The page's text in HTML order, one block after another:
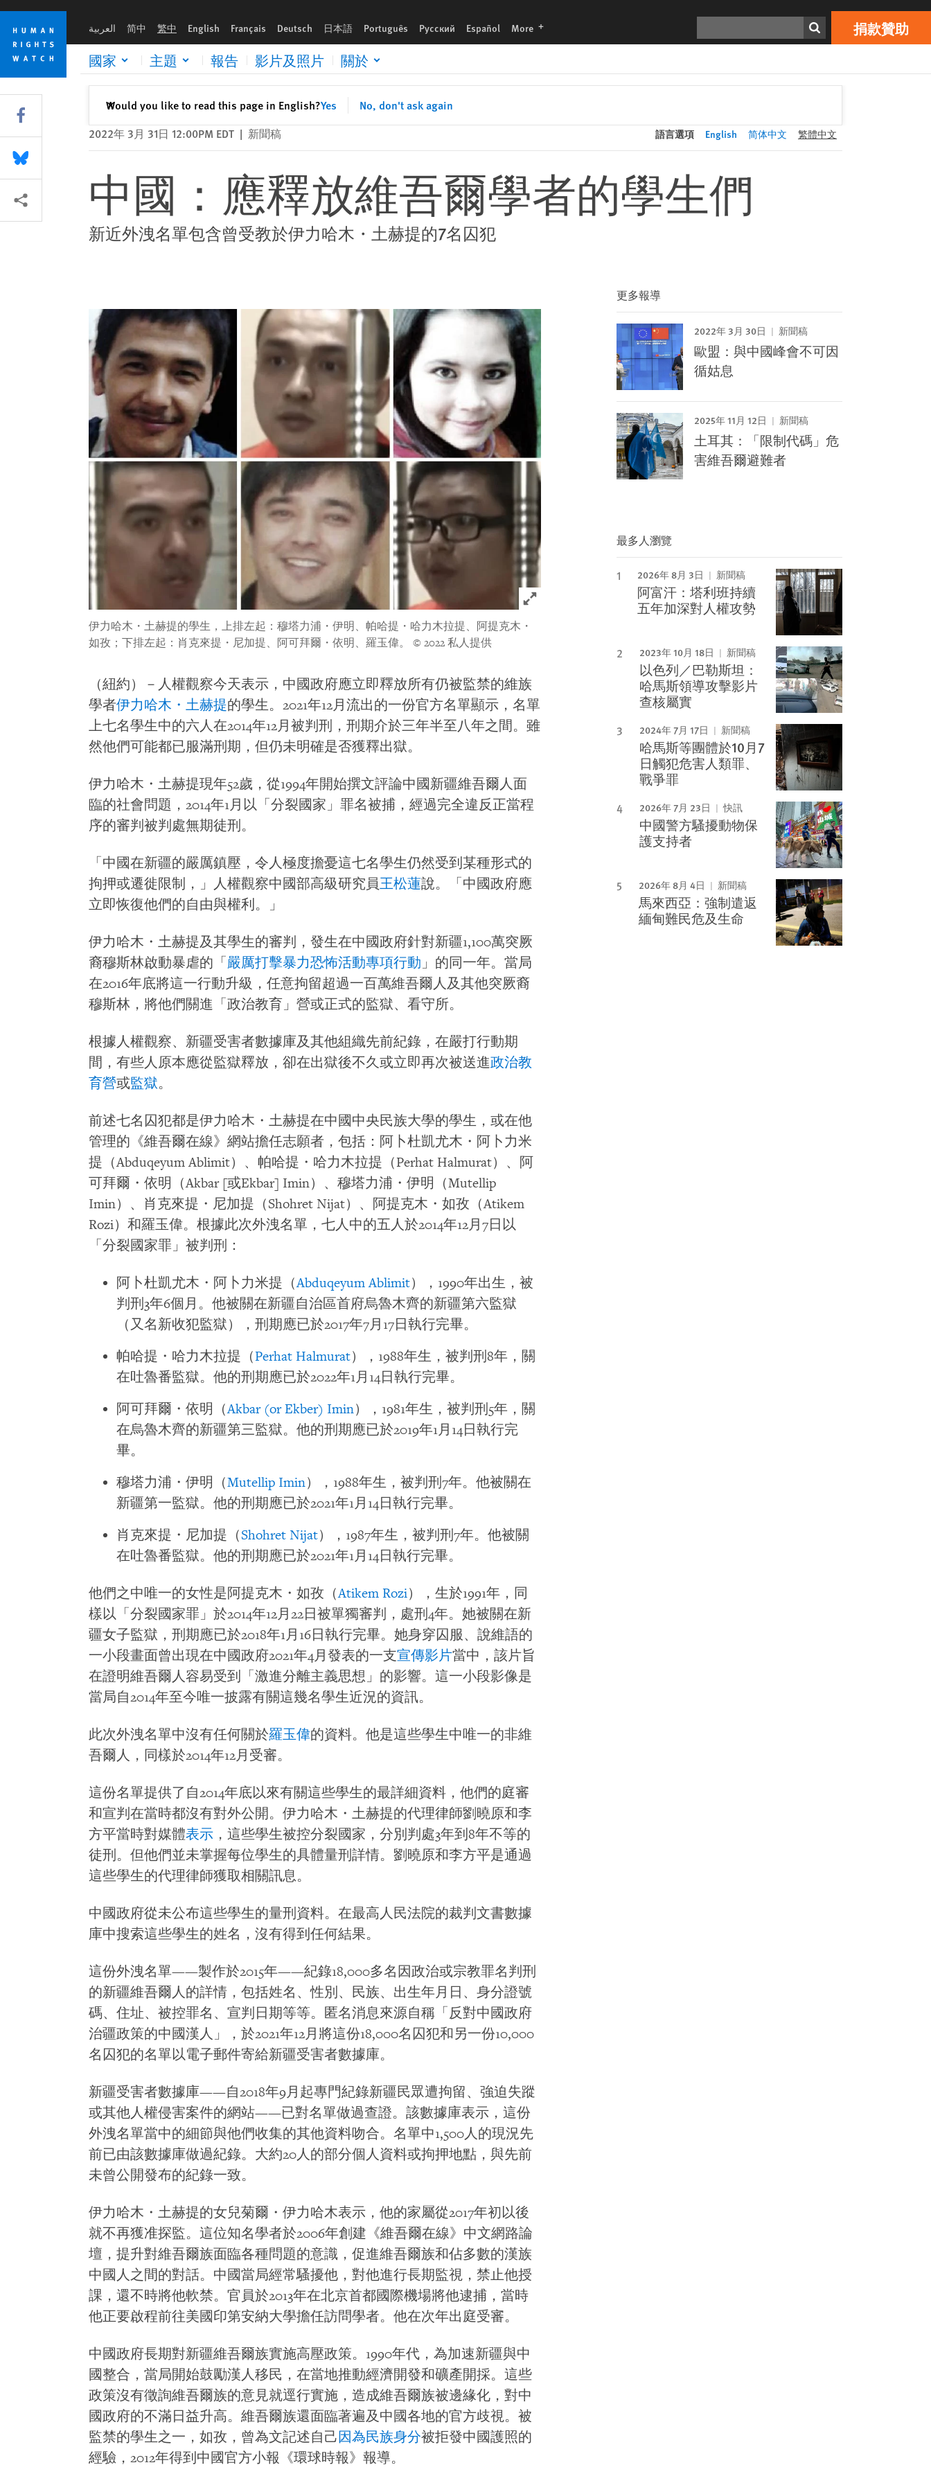
Skip
cookie
privacy
notice
Skip
main
content
العربية 简中 繁中 English Français Deutsch 日本語 Português Русский Español More languages 捐款贊助
國家 主題 報告 影片及照片 關於
Would you like to read this page in English?Yes No, don't ask again
✕關閉
Print 捐款贊助
2022年 3月 31日 12:00PM EDT | 新聞稿 語言選項 English 简体中文 繁體中文
中國：應釋放維吾爾學者的學生們
新近外洩名單包含曾受教於伊力哈木・土赫提的7名囚犯
Click to expand Image
伊力哈木・土赫提的學生，上排左起：穆塔力浦・伊明、帕哈提・哈力木拉提、阿提克木・
如孜；下排左起：肖克來提・尼加提、阿可拜爾・依明、羅玉偉。
© 2022 私人提供
（紐約）－人權觀察今天表示，中國政府應立即釋放所有仍被監禁的維族
學者伊力哈木・土赫提的學生。2021年12月流出的一份官方名單顯示，名單
上七名學生中的六人在2014年12月被判刑，刑期介於三年半至八年之間。雖
然他們可能都已服滿刑期，但仍未明確是否獲釋出獄。
伊力哈木・土赫提現年52歲，從1994年開始撰文評論中國新疆維吾爾人面
臨的社會問題，2014年1月以「分裂國家」罪名被捕，經過完全違反正當程
序的審判被判處無期徒刑。
「中國在新疆的嚴厲鎮壓，令人極度擔憂這七名學生仍然受到某種形式的
拘押或遷徙限制，」人權觀察中國部高級研究員王松蓮說。「中國政府應
立即恢復他們的自由與權利。」
伊力哈木・土赫提及其學生的審判，發生在中國政府針對新疆1,100萬突厥
裔穆斯林啟動暴虐的「 嚴厲打擊暴力恐怖活動專項行動 」的同一年。當局
在2016年底將這一行動升級，任意拘留超過一百萬維吾爾人及其他突厥裔
穆斯林，將他們關進「政治教育」營或正式的監獄、看守所。
根據人權觀察、新疆受害者數據庫及其他組織先前紀錄，在嚴打行動期
間，有些人原本應從監獄釋放，卻在出獄後不久或立即再次被送進政治教
育營或監獄。
前述七名囚犯都是伊力哈木・土赫提在中國中央民族大學的學生，或在他
管理的《維吾爾在線》網站擔任志願者，包括：阿卜杜凱尤木・阿卜力米
提（Abduqeyum Ablimit）、帕哈提・哈力木拉提（Perhat Halmurat）、阿
可拜爾・依明（Akbar [或Ekbar] Imin）、穆塔力浦・伊明（Mutellip
Imin）、肖克來提・尼加提（Shohret Nijat）、阿提克木・如孜（Atikem
Rozi）和羅玉偉。根據此次外洩名單，七人中的五人於2014年12月7日以
「分裂國家罪」被判刑：
阿卜杜凱尤木・阿卜力米提（Abduqeyum Ablimit），1990年出生，被
判刑3年6個月。他被關在新疆自治區首府烏魯木齊的新疆第六監獄
（又名新收犯監獄），刑期應已於2017年7月17日執行完畢。
帕哈提・哈力木拉提（Perhat Halmurat），1988年生，被判刑8年，關
在吐魯番監獄。他的刑期應已於2022年1月14日執行完畢。
阿可拜爾・依明（Akbar (or Ekber) Imin），1981年生，被判刑5年，關
在烏魯木齊的新疆第三監獄。他的刑期應已於2019年1月14日執行完
畢。
穆塔力浦・伊明（Mutellip Imin），1988年生，被判刑7年。他被關在
新疆第一監獄。他的刑期應已於2021年1月14日執行完畢。
肖克來提・尼加提（Shohret Nijat），1987年生，被判刑7年。他被關
在吐魯番監獄。他的刑期應已於2021年1月14日執行完畢。
他們之中唯一的女性是阿提克木・如孜（Atikem Rozi），生於1991年，同
樣以「分裂國家罪」於2014年12月22日被單獨審判，處刑4年。她被關在新
疆女子監獄，刑期應已於2018年1月16日執行完畢。她身穿囚服、說維語的
一小段畫面曾出現在中國政府2021年4月發表的一支宣傳影片當中，該片旨
在證明維吾爾人容易受到「激進分離主義思想」的影響。這一小段影像是
當局自2014年至今唯一披露有關這幾名學生近況的資訊。
此次外洩名單中沒有任何關於羅玉偉的資料。他是這些學生中唯一的非維
吾爾人，同樣於2014年12月受審。
這份名單提供了自2014年底以來有關這些學生的最詳細資料，他們的庭審
和宣判在當時都沒有對外公開。伊力哈木・土赫提的代理律師劉曉原和李
方平當時對媒體表示 ，這些學生被控分裂國家，分別判處3年到8年不等的
徒刑。但他們並未掌握每位學生的具體量刑詳情。劉曉原和李方平是通過
這些學生的代理律師獲取相關訊息。
中國政府從未公布這些學生的量刑資料。在最高人民法院的裁判文書數據
庫中搜索這些學生的姓名，沒有得到任何結果。
這份外洩名單——製作於2015年——紀錄18,000多名因政治或宗教罪名判刑
的新疆維吾爾人的詳情，包括姓名、性別、民族、出生年月日、身分證號
碼、住址、被控罪名、宣判日期等等。匿名消息來源自稱「反對中國政府
治疆政策的中國漢人」，於2021年12月將這份18,000名囚犯和另一份10,000
名囚犯的名單以電子郵件寄給新疆受害者數據庫。
新疆受害者數據庫——自2018年9月起專門紀錄新疆民眾遭拘留、強迫失蹤
或其他人權侵害案件的網站——已對名單做過查證。該數據庫表示，這份
外洩名單當中的細節與他們收集的其他資料吻合。名單中1,500人的現況先
前已由該數據庫做過紀錄。大約20人的部分個人資料或拘押地點，與先前
未曾公開發布的紀錄一致。
伊力哈木・土赫提的女兒菊爾・伊力哈木表示，他的家屬從2017年初以後
就不再獲准探監。這位知名學者於2006年創建《維吾爾在線》中文網路論
壇，提升對維吾爾族面臨各種問題的意識，促進維吾爾族和佔多數的漢族
中國人之間的對話。中國當局經常騷擾他，對他進行長期監視，禁止他授
課，還不時將他軟禁。官員於2013年在北京首都國際機場將他逮捕，當時
他正要啟程前往美國印第安納大學擔任訪問學者。他在次年出庭受審。
中國政府長期對新疆維吾爾族實施高壓政策。1990年代，為加速新疆與中
國整合，當局開始鼓勵漢人移民，在當地推動經濟開發和礦產開採。這些
政策沒有徵詢維吾爾族的意見就逕行實施，造成維吾爾族被邊緣化，對中
國政府的不滿日益升高。維吾爾族還面臨著遍及中國各地的官方歧視。被
監禁的學生之一，如孜，曾為文記述自己 因為民族身分被拒發中國護照的
經驗，2012年得到中國官方小報《環球時報》報導。
更多報導
2022年 3月 30日 新聞稿
歐盟：與中國峰會不可因
循姑息
2025年 11月 12日 新聞稿
土耳其：「限制代碼」危
害維吾爾避難者
最多人瀏覽
2026年 8月 3日 新聞稿
阿富汗：塔利班持續
五年加深對人權攻勢
2023年 10月 18日 新聞稿
以色列／巴勒斯坦：
哈馬斯領導攻擊影片
查核屬實
2024年 7月 17日 新聞稿
哈馬斯等團體於10月7
日觸犯危害人類罪、
戰爭罪
2026年 7月 23日 快訊
中國警方騷擾動物保
護支持者
2026年 8月 4日 新聞稿
馬來西亞：強制遣返
緬甸難民危及生命
Share this via Facebook
Share this via Bluesky
More sharing options